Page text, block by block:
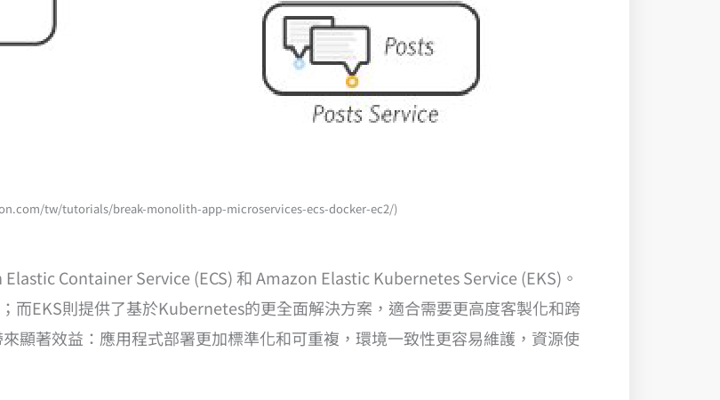
tw/tutorials/break-monolith-app-microservices-ecs-docker-ec2/)
Container Service (ECS) 和 Amazon Elastic Kubernetes Service (EKS)。
而EKS則提供了基於Kubernetes的更全面解決方案，適合需要更高度客製化和跨
顯著效益：應用程式部署更加標準化和可重複，環境一致性更容易維護，資源使